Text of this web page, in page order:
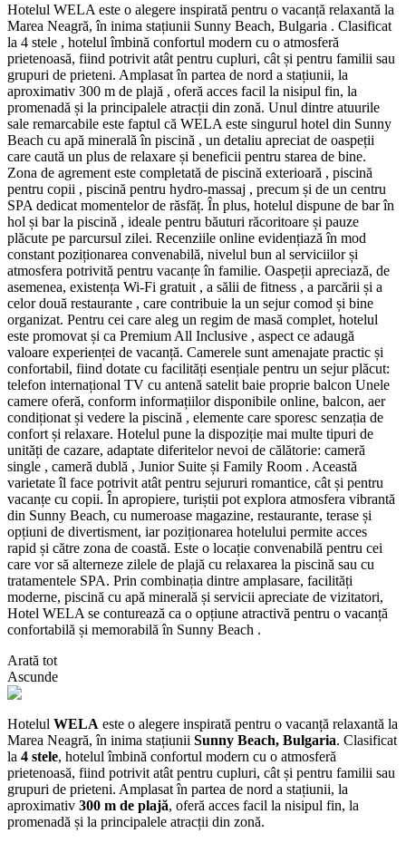
Hotelul WELA este o alegere inspirată pentru o vacanță relaxantă la
Marea Neagră, în inima stațiunii Sunny Beach, Bulgaria . Clasificat
la 4 stele , hotelul îmbină confortul modern cu o atmosferă
prietenoasă, fiind potrivit atât pentru cupluri, cât și pentru familii sau
grupuri de prieteni. Amplasat în partea de nord a stațiunii, la
aproximativ 300 m de plajă , oferă acces facil la nisipul fin, la
promenadă și la principalele atracții din zonă. Unul dintre atuurile
sale remarcabile este faptul că WELA este singurul hotel din Sunny
Beach cu apă minerală în piscină , un detaliu apreciat de oaspeții
care caută un plus de relaxare și beneficii pentru starea de bine.
Zona de agrement este completată de piscină exterioară , piscină
pentru copii , piscină pentru hydro-massaj , precum și de un centru
SPA dedicat momentelor de răsfăț. În plus, hotelul dispune de bar în
hol și bar la piscină , ideale pentru băuturi răcoritoare și pauze
plăcute pe parcursul zilei. Recenziile online evidențiază în mod
constant poziționarea convenabilă, nivelul bun al serviciilor și
atmosfera potrivită pentru vacanțe în familie. Oaspeții apreciază, de
asemenea, existența Wi‑Fi gratuit , a sălii de fitness , a parcării și a
celor două restaurante , care contribuie la un sejur comod și bine
organizat. Pentru cei care aleg un regim de masă complet, hotelul
este promovat și ca Premium All Inclusive , aspect ce adaugă
valoare experienței de vacanță. Camerele sunt amenajate practic și
confortabil, fiind dotate cu facilități esențiale pentru un sejur plăcut:
telefon internațional TV cu antenă satelit baie proprie balcon Unele
camere oferă, conform informațiilor disponibile online, balcon, aer
condiționat și vedere la piscină , elemente care sporesc senzația de
confort și relaxare. Hotelul pune la dispoziție mai multe tipuri de
unități de cazare, adaptate diferitelor nevoi de călătorie: cameră
single , cameră dublă , Junior Suite și Family Room . Această
varietate îl face potrivit atât pentru sejururi romantice, cât și pentru
vacanțe cu copii. În apropiere, turiștii pot explora atmosfera vibrantă
din Sunny Beach, cu numeroase magazine, restaurante, terase și
opțiuni de divertisment, iar poziționarea hotelului permite acces
rapid și către zona de coastă. Este o locație convenabilă pentru cei
care vor să alterneze zilele de plajă cu relaxarea la piscină sau cu
tratamentele SPA. Prin combinația dintre amplasare, facilități
moderne, piscină cu apă minerală și servicii apreciate de vizitatori,
Hotel WELA se conturează ca o opțiune atractivă pentru o vacanță
confortabilă și memorabilă în Sunny Beach .
Arată tot
Ascunde
Hotelul WELA este o alegere inspirată pentru o vacanță relaxantă la
Marea Neagră, în inima stațiunii Sunny Beach, Bulgaria. Clasificat
la 4 stele, hotelul îmbină confortul modern cu o atmosferă
prietenoasă, fiind potrivit atât pentru cupluri, cât și pentru familii sau
grupuri de prieteni. Amplasat în partea de nord a stațiunii, la
aproximativ 300 m de plajă, oferă acces facil la nisipul fin, la
promenadă și la principalele atracții din zonă.